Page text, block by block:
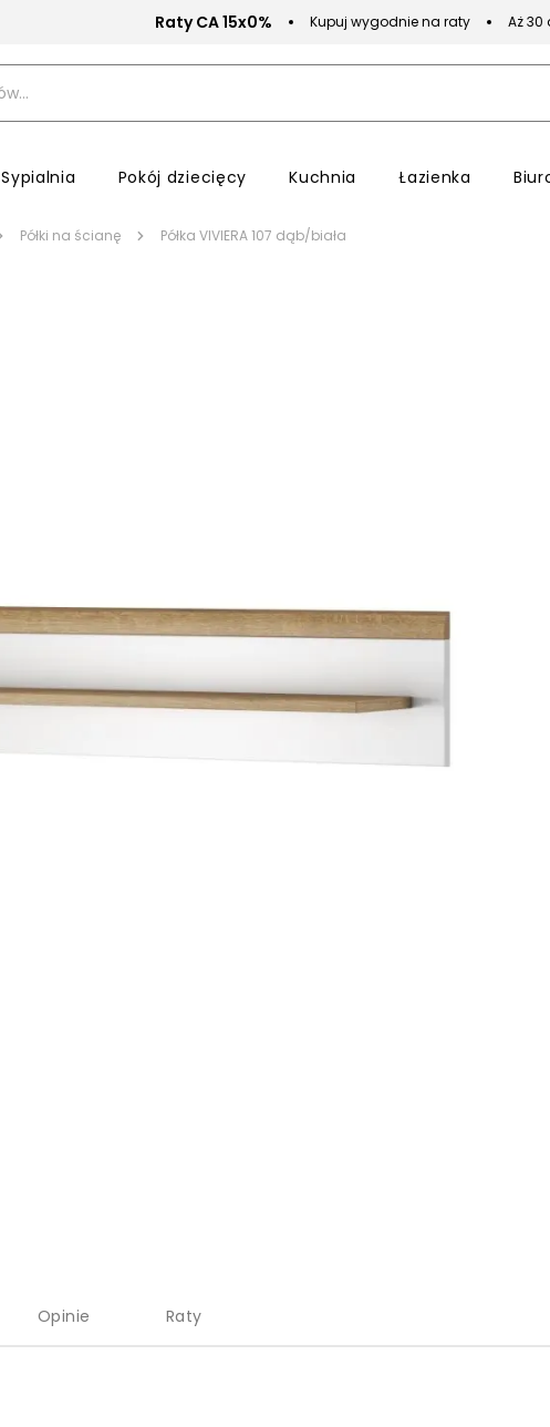
Raty CA 15x0% Kupuj wygodnie na raty Aż 30
Sypialnia Pokój dziecięcy Kuchnia Łazienka
Półki na ścianę Półka VIVIERA 107 dąb/biała
Opinie Raty